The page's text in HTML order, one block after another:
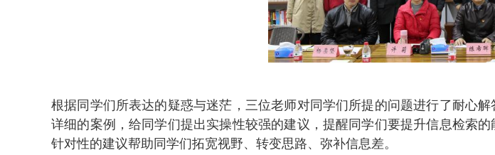
根据同学们所表达的疑惑与迷茫，三位老师对同学们所提的问题进行了耐心
详细的案例，给同学们提出实操性较强的建议，提醒同学们要提升信息检索
针对性的建议帮助同学们拓宽视野、转变思路、弥补信息差。